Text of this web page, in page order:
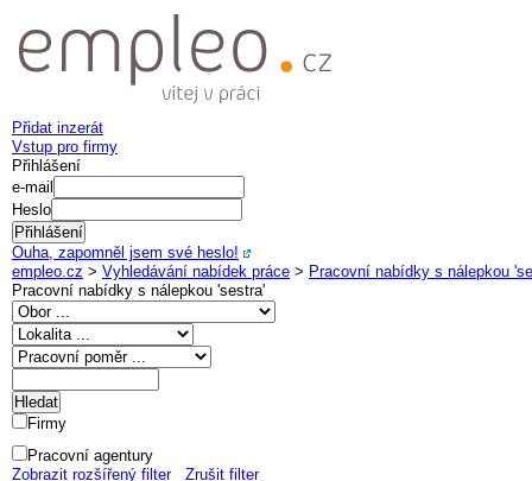
Přidat inzerát
Vstup pro firmy
Přihlášení
e-mail
Heslo
Ouha, zapomněl jsem své heslo!
empleo.cz > Vyhledávání nabídek práce > Pracovní nabídky s nálepkou
Pracovní nabídky s nálepkou 'sestra'
Firmy
Pracovní agentury
Zobrazit rozšířený filter
Zrušit filter